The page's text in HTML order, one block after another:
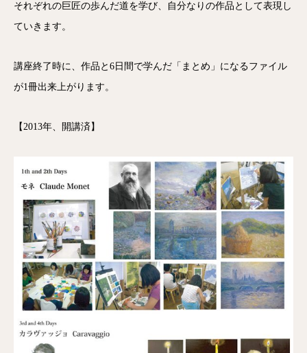
それぞれの巨匠の歩んだ道を学び、自分なりの作品として表現し
ていきます。
講座終了時に、作品と6日間で学んだ「まとめ」になるファイル
が1冊出来上がります。
【2013年、開講済】